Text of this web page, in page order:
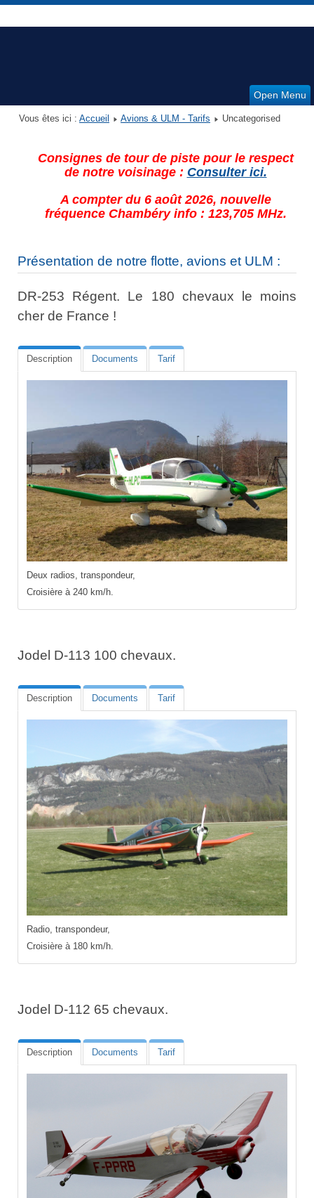
Open Menu
Vous êtes ici : Accueil Avions & ULM - Tarifs Uncategorised
Consignes de tour de piste pour le respect
de notre voisinage : Consulter ici.
A compter du 6 août 2026, nouvelle
fréquence Chambéry info : 123,705 MHz.
Présentation de notre flotte, avions et ULM :
DR-253 Régent. Le 180 chevaux le moins
cher de France !
Description Documents Tarif
Deux radios, transpondeur,
Croisière à 240 km/h.
Jodel D-113 100 chevaux.
Description Documents Tarif
Radio, transpondeur,
Croisière à 180 km/h.
Jodel D-112 65 chevaux.
Description Documents Tarif